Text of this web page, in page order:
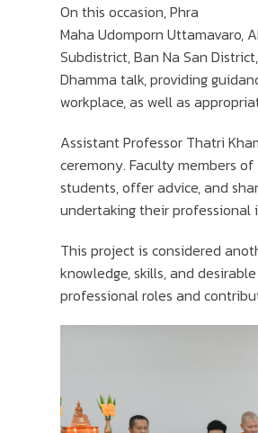
On this occasion, Phra
Maha Udomporn Uttamavaro,
Subdistrict, Ban Na San
Dhamma talk, providing
workplace, as well as
Assistant Professor Thatri
ceremony. Faculty members
students, offer advice, and
undertaking their professional
This project is considered
knowledge, skills, and
professional roles and